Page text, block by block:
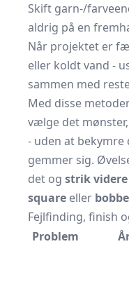
Skift garn-/
aldrig på en
Når projektet er
eller koldt vand -
sammen med
Med disse
vælge det
- uden at
gemmer sig.
det og strik
square eller
Fejlfinding, finish
Problem